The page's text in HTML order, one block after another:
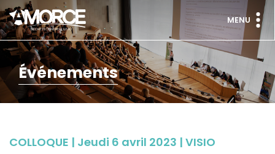
MENU
Événements
COLLOQUE | Jeudi 6 avril 2023 | VISIO